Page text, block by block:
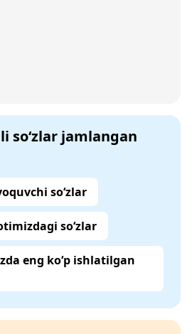
so‘zlar jamlangan
so‘zlar
so‘zlar
eng ko‘p ishlatilgan